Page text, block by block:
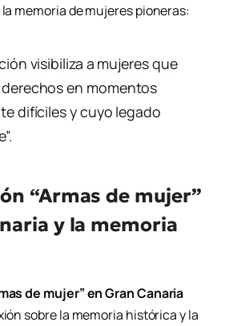
memoria de mujeres pioneras:
visibiliza a mujeres que
en momentos
difíciles y cuyo legado
“Armas de mujer”
y la memoria
de mujer” en Gran Canaria
sobre la memoria histórica y la